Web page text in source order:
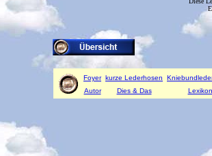
Foyer kurze Lederhosen
Autor
Dies & Das Lexikon